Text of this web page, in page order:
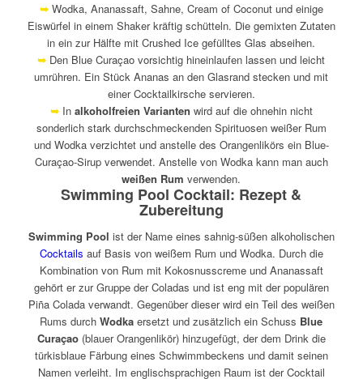
➥ Wodka, Ananassaft, Sahne, Cream of Coconut und einige
Eiswürfel in einem Shaker kräftig schütteln. Die gemixten Zutaten
in ein zur Hälfte mit Crushed Ice gefülltes Glas abseihen.
➥ Den Blue Curaçao vorsichtig hineinlaufen lassen und leicht
umrühren. Ein Stück Ananas an den Glasrand stecken und mit
einer Cocktailkirsche servieren.
➥ In alkoholfreien Varianten wird auf die ohnehin nicht
sonderlich stark durchschmeckenden Spirituosen weißer Rum
und Wodka verzichtet und anstelle des Orangenlikörs ein Blue-
Curaçao-Sirup verwendet. Anstelle von Wodka kann man auch
weißen Rum verwenden.
Swimming Pool Cocktail: Rezept &
Zubereitung
Swimming Pool ist der Name eines sahnig-süßen alkoholischen
Cocktails auf Basis von weißem Rum und Wodka. Durch die
Kombination von Rum mit Kokosnusscreme und Ananassaft
gehört er zur Gruppe der Coladas und ist eng mit der populären
Piña Colada verwandt. Gegenüber dieser wird ein Teil des weißen
Rums durchWodka ersetzt und zusätzlich ein Schuss Blue
Curaçao(blauer Orangenlikör) hinzugefügt, der dem Drink die
türkisblaue Färbung eines Schwimmbeckens und damit seinen
Namen verleiht. Im englischsprachigen Raum ist der Cocktail